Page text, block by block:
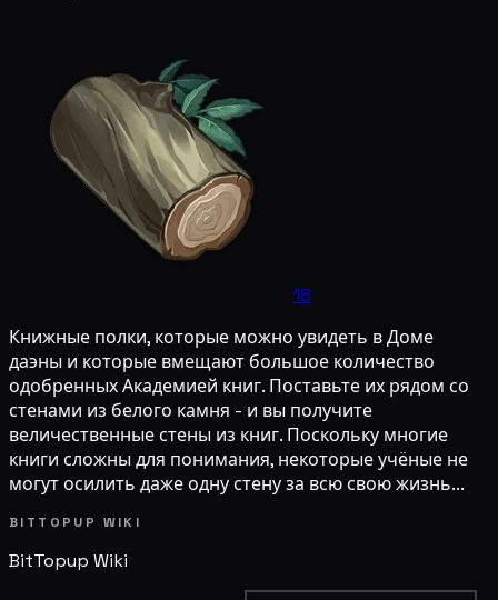
18
Книжные полки, которые можно увидеть в Доме
даэны и которые вмещают большое количество
одобренных Академией книг. Поставьте их рядом со
стенами из белого камня - и вы получите
величественные стены из книг. Поскольку многие
книги сложны для понимания, некоторые учёные не
могут осилить даже одну стену за всю свою жизнь...
BITTOPUP WIKI
BitTopup Wiki